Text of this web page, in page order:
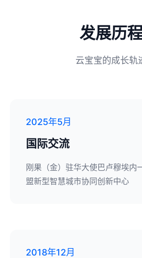
发展历
云宝宝的成长轨
2025年5月
国际交流
刚果（金）驻华大使巴卢穆埃内
盟新型智慧城市协同创新中心
2018年12月